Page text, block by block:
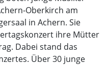
Oberkirch am
in Achern. Sie
ihre Mütter
Dabei stand das
Über 30 junge